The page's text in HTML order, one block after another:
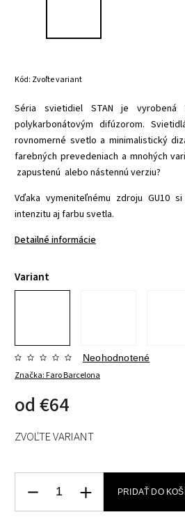
Kód: Zvoľte variant
Séria svietidiel STAN je
polykarbonátovým difúzorom.
rovnomerné svetlo a minimalistický
farebných prevedeniach a mnohých
zapustenú alebo nástennú verziu?
Vďaka vymeniteľnému zdroju GU10
intenzitu aj farbu svetla.
Detailné informácie
Variant
Značka:Faro Barcelona
Neohodnotené
od €64
ZVOĽTE VARIANT
PRIDAŤ DO